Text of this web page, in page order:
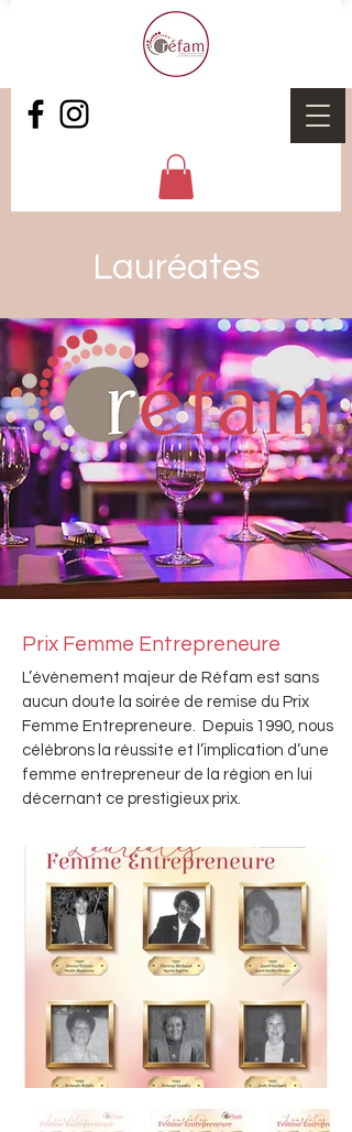
Lauréates
Prix Femme Entrepreneure
L’évènement majeur de Réfam est sans
aucun doute la soirée de remise du Prix
Femme Entrepreneure. Depuis 1990, nous
célébrons la réussite et l’implication d’une
femme entrepreneur de la région en lui
décernant ce prestigieux prix.